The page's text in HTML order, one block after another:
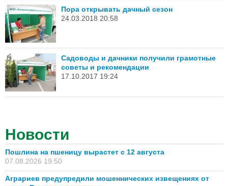
Пора открывать дачный сезон
24.03.2018 20:58
Садоводы и дачники получили грамотные
советы и рекомендации
17.10.2017 19:24
Новости
Пошлина на пшеницу вырастет с 12 августа
07.08.2026 19:50
Аграриев предупредили мошеннических извещениях от